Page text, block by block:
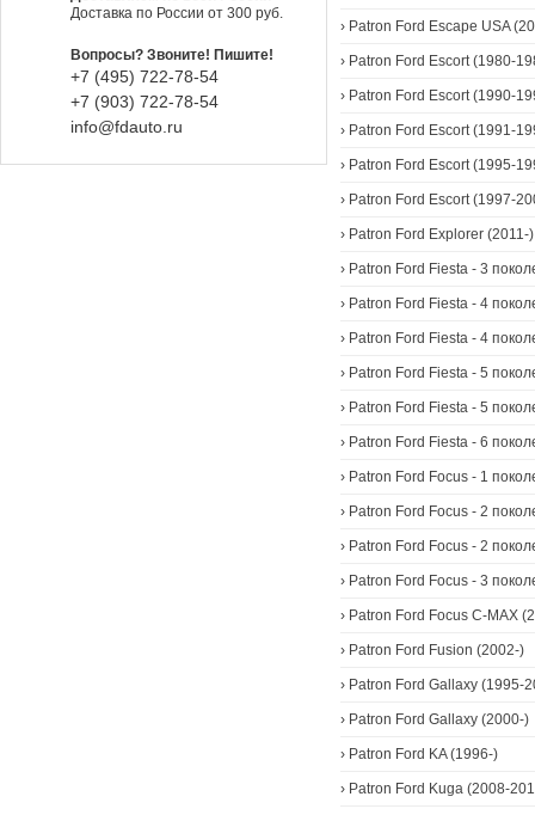
› Patron Ford Escape USA
› Patron Ford Escort (1980-
› Patron Ford Escort (1990-
› Patron Ford Escort (1991-
› Patron Ford Escort (1995-
› Patron Ford Escort (1997-
› Patron Ford Explorer (2011-)
› Patron Ford Fiesta - 3
› Patron Ford Fiesta - 4
› Patron Ford Fiesta - 4
› Patron Ford Fiesta - 5
› Patron Ford Fiesta - 5
› Patron Ford Fiesta - 6
› Patron Ford Focus - 1
› Patron Ford Focus - 2
› Patron Ford Focus - 2
› Patron Ford Focus - 3
› Patron Ford Focus C-MAX
› Patron Ford Fusion (2002-)
› Patron Ford Gallaxy (1995-
› Patron Ford Gallaxy (2000-)
› Patron Ford KA (1996-)
› Patron Ford Kuga (2008-
Доставка по России от 300 руб.
Вопросы? Звоните! Пишите!
+7 (495) 722-78-54
+7 (903) 722-78-54
info@fdauto.ru